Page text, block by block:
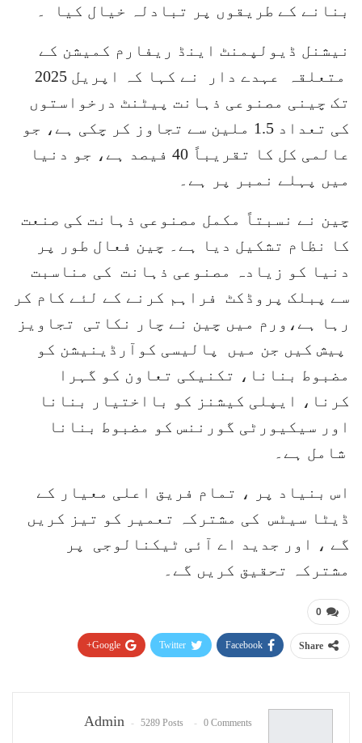
بنانے کے طریقوں پر تبادلہ خیال کیا ۔
نیشنل ڈیولپمنٹ اینڈ ریفارم کمیشن کے
متعلقہ عہدے دار نے کہا کہ اپریل 2025
تک چینی مصنوعی ذہانت پیٹنٹ درخواستوں
کی تعداد 1.5 ملین سے تجاوز کر چکی ہے، جو
عالمی کل کا تقریباً 40 فیصد ہے، جو دنیا
میں پہلے نمبر پر ہے۔
چین نے نسبتاً مکمل مصنوعی ذہانت کی صنعت
کا نظام تشکیل دیا ہے۔ چین فعال طور پر
دنیا کو زیادہ مصنوعی ذہانت کی مناسبت
سے پبلک پروڈکٹ فراہم کرنے کے لئے کام کر
رہا ہے،ورم میں چین نے چار نکاتی تجاویز
پیش کیں جن میں پالیسی کوآرڈینیشن کو
مضبوط بنانا، تکنیکی تعاون کو گہرا
کرنا، ایپلی کیشنز کو بااختیار بنانا
اور سیکیورٹی گورننس کو مضبوط بنانا
شامل ہے۔
اس بنیاد پر ، تمام فریق اعلی معیار کے
ڈیٹا سیٹس کی مشترکہ تعمیر کو تیز کریں
گے ، اور جدید اے آئی ٹیکنالوجی پر
مشترکہ تحقیق کریں گے۔
0
Share
Facebook
Twitter
Google+
Admin 5289 Posts 0 Comments